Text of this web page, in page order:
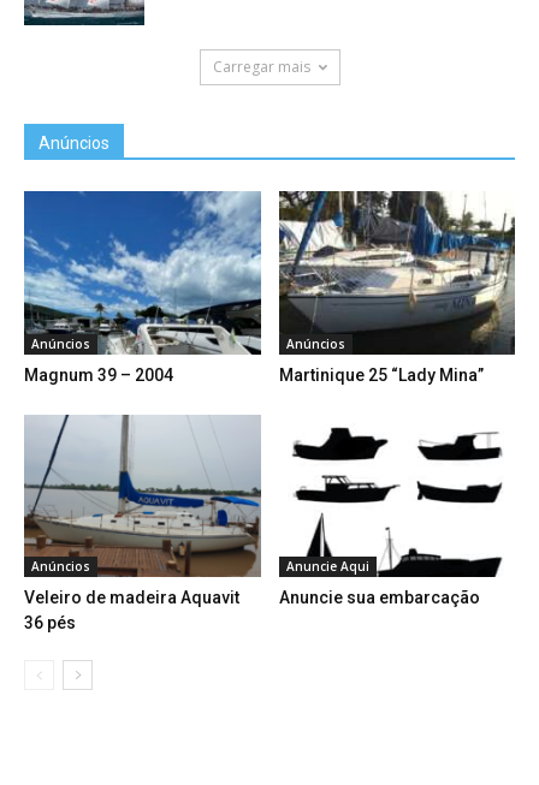
Carregar mais
Anúncios
Anúncios
Magnum 39 – 2004
Anúncios
Martinique 25 “Lady Mina”
Anúncios
Veleiro de madeira Aquavit
36 pés
Anuncie Aqui
Anuncie sua embarcação